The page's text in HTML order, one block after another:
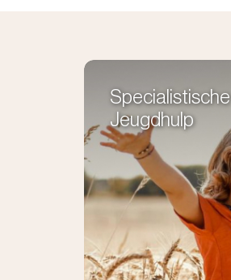
Specialistische
Jeugdhulp